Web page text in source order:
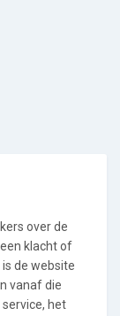
over de
klacht of
de website
vanaf die
het